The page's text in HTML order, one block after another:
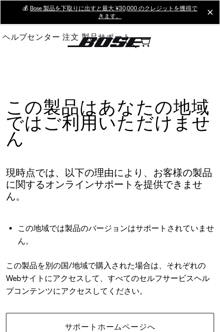
Main
💰 Bose 製品を下取りに出すと最大 ¥30,000 のクレジットを獲得で
きます。
ヘルプセンター 注文 製品サポート
この製品はあなたの地域
ではご利用いただけませ
ん
現時点では、以下の理由により、お客様の製品
に関するオンラインサポートを提供できませ
ん。
この地域では製品のバージョンはサポートされていませ
ん。
この製品を別の国/地域で購入された場合は、それぞれの
Webサイトにアクセスして、すべてのセルフサービスヘル
プコンテンツにアクセスしてください。
サポートホームページへ